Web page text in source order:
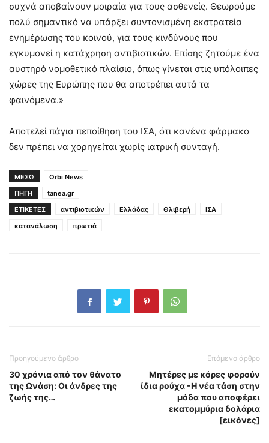
συχνά αποβαίνουν μοιραία για τους ασθενείς. Θεωρούμε
πολύ σημαντικό να υπάρξει συντονισμένη εκστρατεία
ενημέρωσης του κοινού, για τους κινδύνους που
εγκυμονεί η κατάχρηση αντιβιοτικών. Επίσης ζητούμε ένα
αυστηρό νομοθετικό πλαίσιο, όπως γίνεται στις υπόλοιπες
χώρες της Ευρώπης που θα αποτρέπει αυτά τα
φαινόμενα.»
Αποτελεί πάγια πεποίθηση του ΙΣΑ, ότι κανένα φάρμακο
δεν πρέπει να χορηγείται χωρίς ιατρική συνταγή.
ΜΕΣΩ
Orbi News
ΠΗΓΗ
tanea.gr
ΕΤΙΚΕΤΕΣ
αντιβιοτικών Ελλάδας Θλιβερή
ΙΣΑ
κατανάλωση
πρωτιά
Προηγούμενο άρθρο
30 χρόνια από τον θάνατο
της Ωνάση: Οι άνδρες της
ζωής της…
Επόμενο άρθρο
Μητέρες με κόρες φορούν
ίδια ρούχα -Η νέα τάση στην
μόδα που αποφέρει
εκατομμύρια δολάρια
[εικόνες]